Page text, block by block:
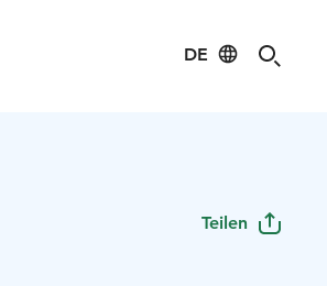
DE
Teilen